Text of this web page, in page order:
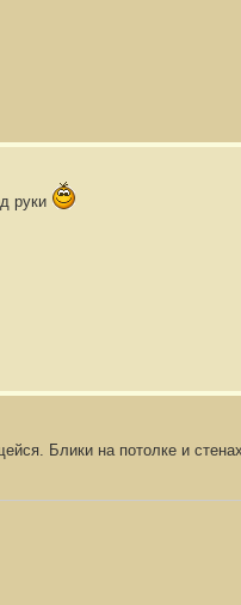
руки
Блики на потолке и